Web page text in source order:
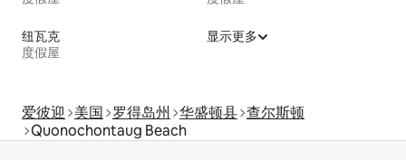
纽瓦克
度假屋
显示更多
爱彼迎 美国 罗得岛州 华盛顿县 查尔斯顿
Quonochontaug Beach